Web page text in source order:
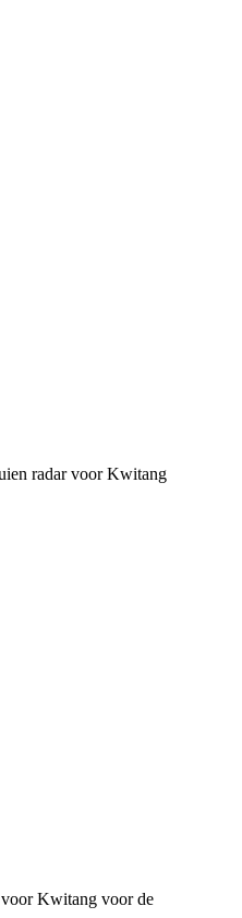
radar voor Kwitang
voor Kwitang voor de